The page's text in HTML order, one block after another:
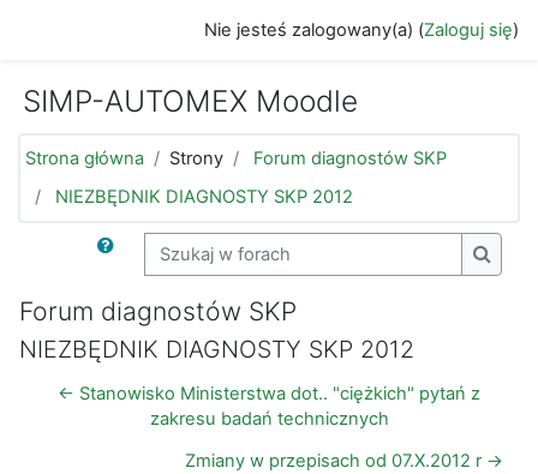
Nie jesteś zalogowany(a) (Zaloguj się)
SIMP-AUTOMEX Moodle
Strona główna Strony
Forum diagnostów SKP
NIEZBĘDNIK DIAGNOSTY SKP 2012
Szukaj w forach
Forum diagnostów SKP
NIEZBĘDNIK DIAGNOSTY SKP 2012
← Stanowisko Ministerstwa dot.. "ciężkich" pytań z
zakresu badań technicznych
Zmiany w przepisach od 07.X.2012 r →